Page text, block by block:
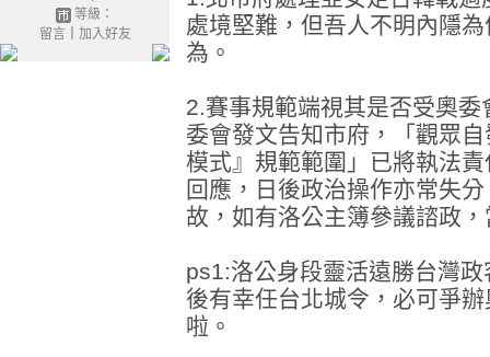
等級：
留言｜ 加入好友
處境堅難，但吾人不明內隱
為。
2.賽事規範端視其是否受奧
委會發文告知市府，「觀眾
模式』規範範圍」已將執法
回應，日後政治操作亦常失
故，如有洛公主簿參議諮政
ps1:洛公身段靈活遠勝台灣
後有幸任台北城令，必可爭
啦。